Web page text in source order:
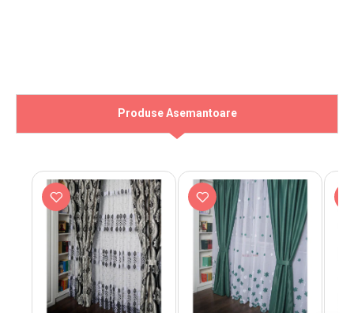
Produse Asemantoare